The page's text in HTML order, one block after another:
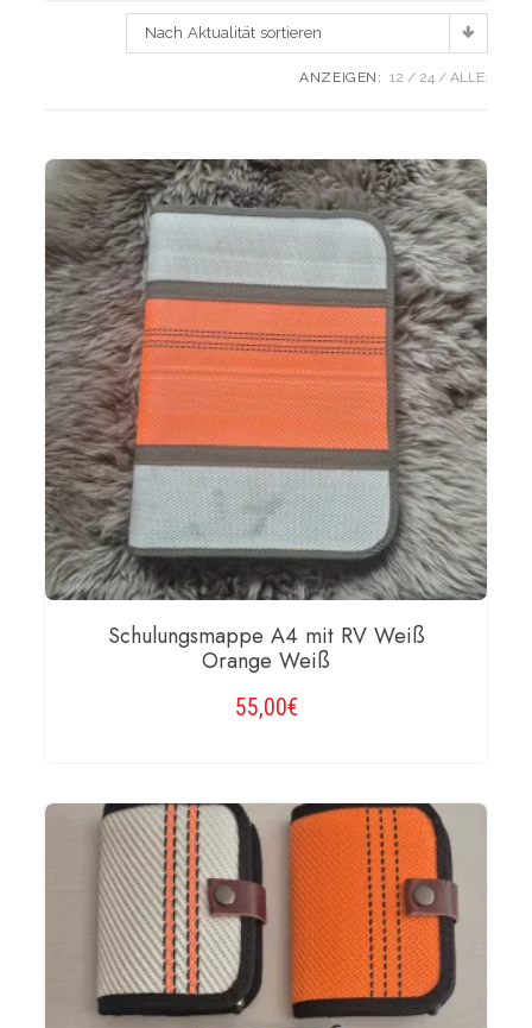
Nach Aktualität sortieren
ANZEIGEN: 12 24 ALLE:
Schulungsmappe A4 mit RV Weiß
Orange Weiß
55,00€
WEITERLESEN